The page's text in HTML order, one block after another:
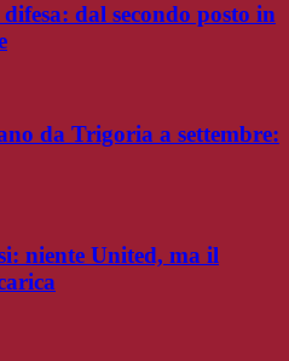
dal secondo posto in
da Trigoria a settembre:
niente United, ma il